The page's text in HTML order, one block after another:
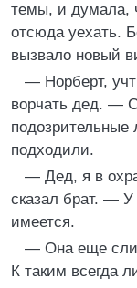
темы, и думала,
отсюда уехать.
вызвало новый
— Норберт,
ворчать дед. —
подозрительные
подходили.
— Дед, я в
сказал брат. — У
имеется.
— Она еще
К таким всегда